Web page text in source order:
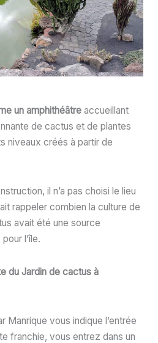
un amphithéâtreaccueillant
de cactus et de plantes
niveaux créés à partir de
il n’a pas choisi le lieu
rappeler combien la culture de
avait été une source
l’île.
du Jardin de cactus à
Manrique vous indique l’entrée
franchie, vous entrez dans un